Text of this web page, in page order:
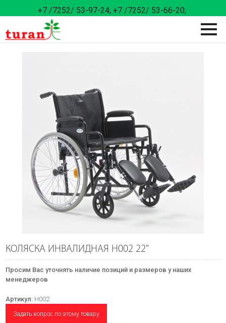
+7 /7252/ 53-97-24; +7 /7252/ 53-66-20;
КОЛЯСКА ИНВАЛИДНАЯ Н002 22"
Просим Вас уточнять наличие позиций и размеров у наших
менеджеров
Артикул: Н002
Задать вопрос по этому товару